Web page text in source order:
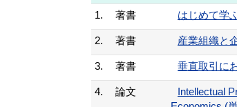
1.
著書 はじめて学
2. 著書 産業組織と
3. 著書 垂直取引に
4. 論文
Intellectual